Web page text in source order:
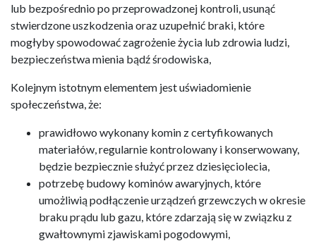
lub bezpośrednio po przeprowadzonej kontroli, usunąć
stwierdzone uszkodzenia oraz uzupełnić braki, które
mogłyby spowodować zagrożenie życia lub zdrowia ludzi,
bezpieczeństwa mienia bądź środowiska,
Kolejnym istotnym elementem jest uświadomienie
społeczeństwa, że:
prawidłowo wykonany komin z certyfikowanych
materiałów, regularnie kontrolowany i konserwowany,
będzie bezpiecznie służyć przez dziesięciolecia,
potrzebę budowy kominów awaryjnych, które
umożliwią podłączenie urządzeń grzewczych w okresie
braku prądu lub gazu, które zdarzają się w związku z
gwałtownymi zjawiskami pogodowymi,